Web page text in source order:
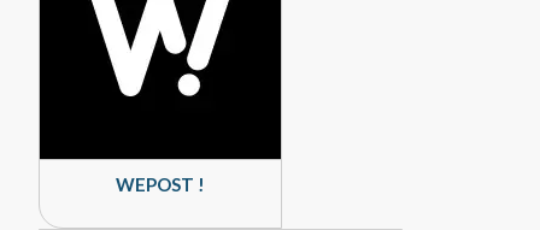
WEPOST !